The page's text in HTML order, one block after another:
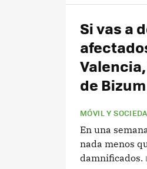
Si vas a
de
MÓVIL Y
En una
nada menos
damnificados.